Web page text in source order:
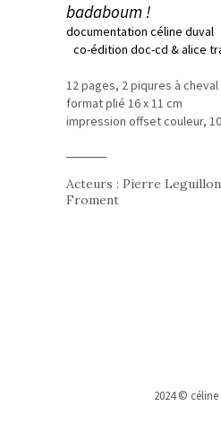
badaboum !
documentation céline duval
co-édition doc-cd & alice
12 pages, 2 piqures à cheval
format plié 16 x 11 cm
impression offset couleur,
Acteurs : Pierre
Froment
2024 ©